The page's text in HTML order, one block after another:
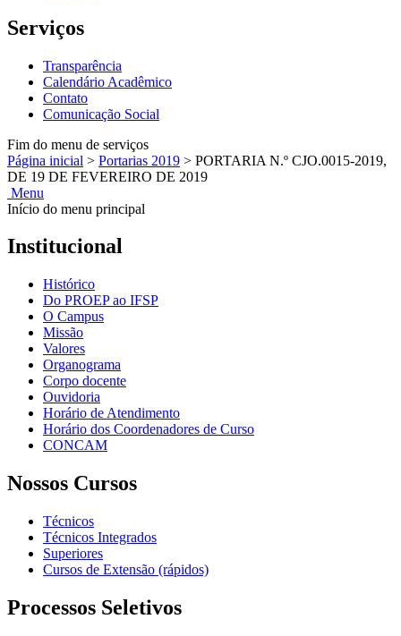
Serviços
Transparência
Calendário Acadêmico
Contato
Comunicação Social
Fim do menu de serviços
Página inicial > Portarias 2019 > PORTARIA N.º CJO.0015-2019,
DE 19 DE FEVEREIRO DE 2019
Menu
Início do menu principal
Institucional
Histórico
Do PROEP ao IFSP
O Campus
Missão
Valores
Organograma
Corpo docente
Ouvidoria
Horário de Atendimento
Horário dos Coordenadores de Curso
CONCAM
Nossos Cursos
Técnicos
Técnicos Integrados
Superiores
Cursos de Extensão (rápidos)
Processos Seletivos